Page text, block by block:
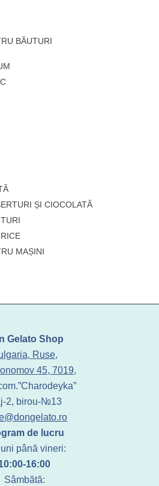
BĂUTURI
ȘI CIOCOLATĂ
MAȘINI
Gelato Shop
Ruse,
45, 7019,
2, birou-№13
de lucru
până vineri:
16:00
Sâmbătă: